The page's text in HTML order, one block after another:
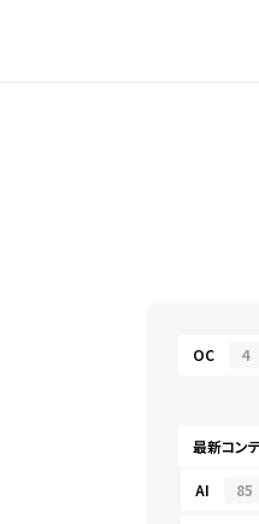
OC 4
最新コン
AI 85